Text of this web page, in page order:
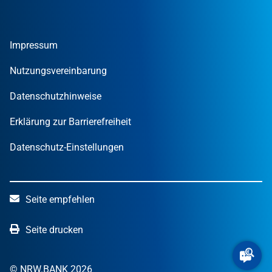
Finanzpublikationen
Öffentliche Kunden
STARTERCENTER NRW
NRW.Venture
Impressum
Nutzungsvereinbarung
Datenschutzhinweise
Erklärung zur Barrierefreiheit
Datenschutz-Einstellungen
Seite empfehlen
Seite drucken
© NRW.BANK 2026